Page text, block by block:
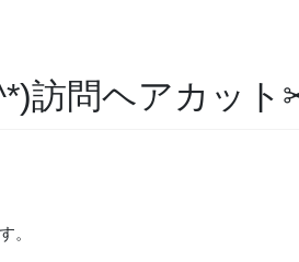
訪問ヘアカット
。